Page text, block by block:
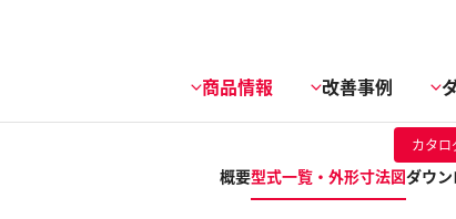
商品情報 改善事例
カタロ
概要型式一覧・外形寸法図ダウ